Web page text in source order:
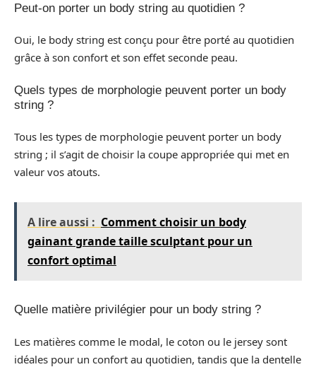
Peut-on porter un body string au quotidien ?
Oui, le body string est conçu pour être porté au quotidien
grâce à son confort et son effet seconde peau.
Quels types de morphologie peuvent porter un body
string ?
Tous les types de morphologie peuvent porter un body
string ; il s’agit de choisir la coupe appropriée qui met en
valeur vos atouts.
A lire aussi : Comment choisir un body
gainant grande taille sculptant pour un
confort optimal
Quelle matière privilégier pour un body string ?
Les matières comme le modal, le coton ou le jersey sont
idéales pour un confort au quotidien, tandis que la dentelle